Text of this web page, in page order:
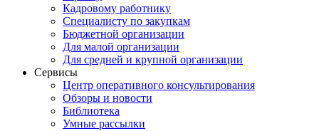
Кадровому работнику
Специалисту по закупкам
Бюджетной организации
Для малой организации
Для средней и крупной организации
Сервисы
Центр оперативного консультирования
Обзоры и новости
Библиотека
Умные рассылки